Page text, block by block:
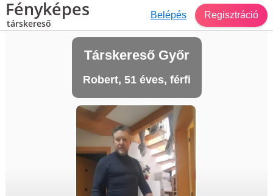
Fényképes
társkereső
Belépés Regisztráció
Társkereső Győr
Robert, 51 éves, férfi